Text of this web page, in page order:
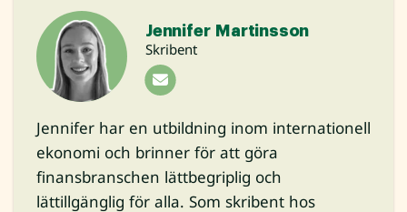
Jennifer Martinsson
Skribent
Jennifer har en utbildning inom internationell
ekonomi och brinner för att göra
finansbranschen lättbegriplig och
lättillgänglig för alla. Som skribent hos